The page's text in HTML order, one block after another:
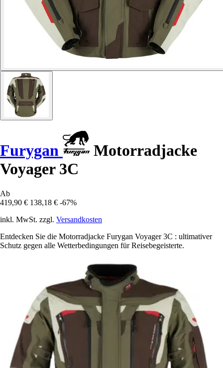
Furygan
Motorradjacke
Voyager 3C
Ab
419,90 € 138,18 € -67%
inkl. MwSt. zzgl. Versandkosten
Entdecken Sie die Motorradjacke Furygan Voyager 3C : ultimativer
Schutz gegen alle Wetterbedingungen für Reisebegeisterte.